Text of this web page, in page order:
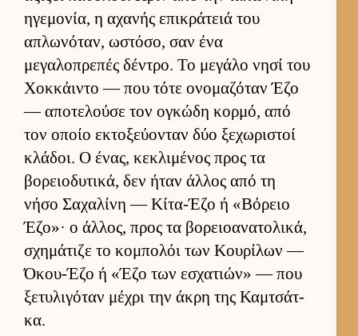
ηγεμονία, η αχανής επικράτειά του
απλωνόταν, ωστόσο, σαν ένα
μεγαλοπρεπές δέντρο. Το μεγάλο νησί του
Χοκ­κάι­ντο — που τότε ονομαζόταν Έζο
— αποτελούσε τον ογκώδη κορ­μό, από
τον οποίο εκτοξεύ­ονταν δύο ξεχωριστοί
κλάδοι. Ο ένας, κεκλιμένος προς τα
βορειο­δυτικά, δεν ήταν άλ­λος από τη
νήσο Σαχαλίνη — Κίτα-Έζο ή «Βόρειο
Έζο»· ο άλ­λος, προς τα βορειο­ανατολικά,
σχημάτιζε το κομπολόι των Κου­ρίλων —
Όκου-Έζο ή «Έζο των εσχατιών» — που
ξετυλιγόταν μέχρι την άκρη της Καμ­τσάτ­
κα.